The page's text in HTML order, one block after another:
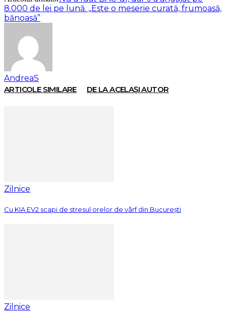
8.000 de lei pe lună. „Este o meserie curată, frumoasă,
bănoasă”
AndreaS
ARTICOLE SIMILARE
DE LA ACELAȘI AUTOR
Zilnice
Cu KIA EV2 scapi de stresul orelor de vârf din București
Zilnice